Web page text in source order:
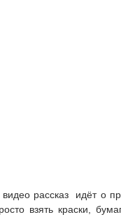
видео рассказ идёт о
взять краски,